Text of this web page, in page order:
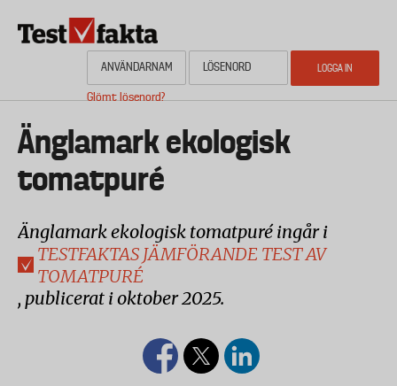
Glömt lösenord?
Media
HEM
Änglamark ekologisk
tomatpuré
Änglamark ekologisk tomatpuré ingår i
TESTFAKTAS JÄMFÖRANDE TEST AV
TOMATPURÉ
, publicerat i oktober 2025.